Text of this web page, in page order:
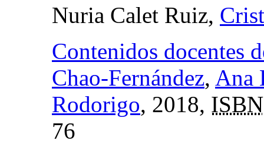
Nuria Calet Ruiz,
Contenidos docentes
Chao-Fernández, Ana
Rodorigo, 2018, ISBN
76